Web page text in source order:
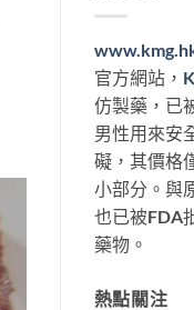
官方網站，
仿製藥，已
男性用來安
礙，其價格
小部分。與
也已被FDA
藥物。
熱點關注